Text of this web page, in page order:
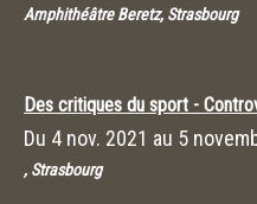
Amphithéâtre Beretz, Strasbourg
Des critiques du sport -
Du 4 nov. 2021 au 5
, Strasbourg